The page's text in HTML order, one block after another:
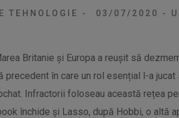
TEHNOLOGIE - 03/07/2020 -
Britanie și Europa a reușit să
precedent în care un rol esențial l-a
Infractorii foloseau această rețea
închide și Lasso, după Hobbi, o altă